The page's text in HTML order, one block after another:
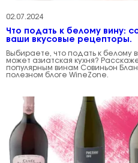
02.07.2024
Что подать к белому вину:
ваши вкусовые рецепторы.
Выбираете, что подать к белому
может азиатская кухня?
популярным винам Совиньон
полезном блоге WineZone.